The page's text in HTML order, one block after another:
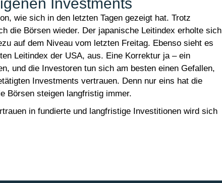
wie sich in den letzten Tagen gezeigt hat. Trotz
die Börsen wieder. Der japanische Leitindex erholte sich
auf dem Niveau vom letzten Freitag. Ebenso sieht es
Leitindex der USA, aus. Eine Korrektur ja – ein
und die Investoren tun sich am besten einen Gefallen,
Investments vertrauen. Denn nur eins hat die
Börsen steigen langfristig immer.
in fundierte und langfristige Investitionen wird sich